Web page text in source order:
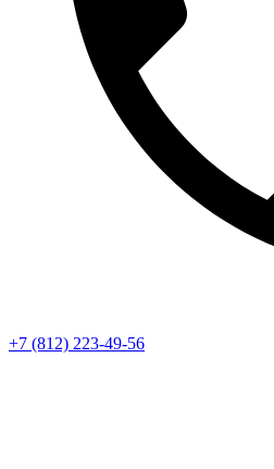
+7 (812) 223-49-56